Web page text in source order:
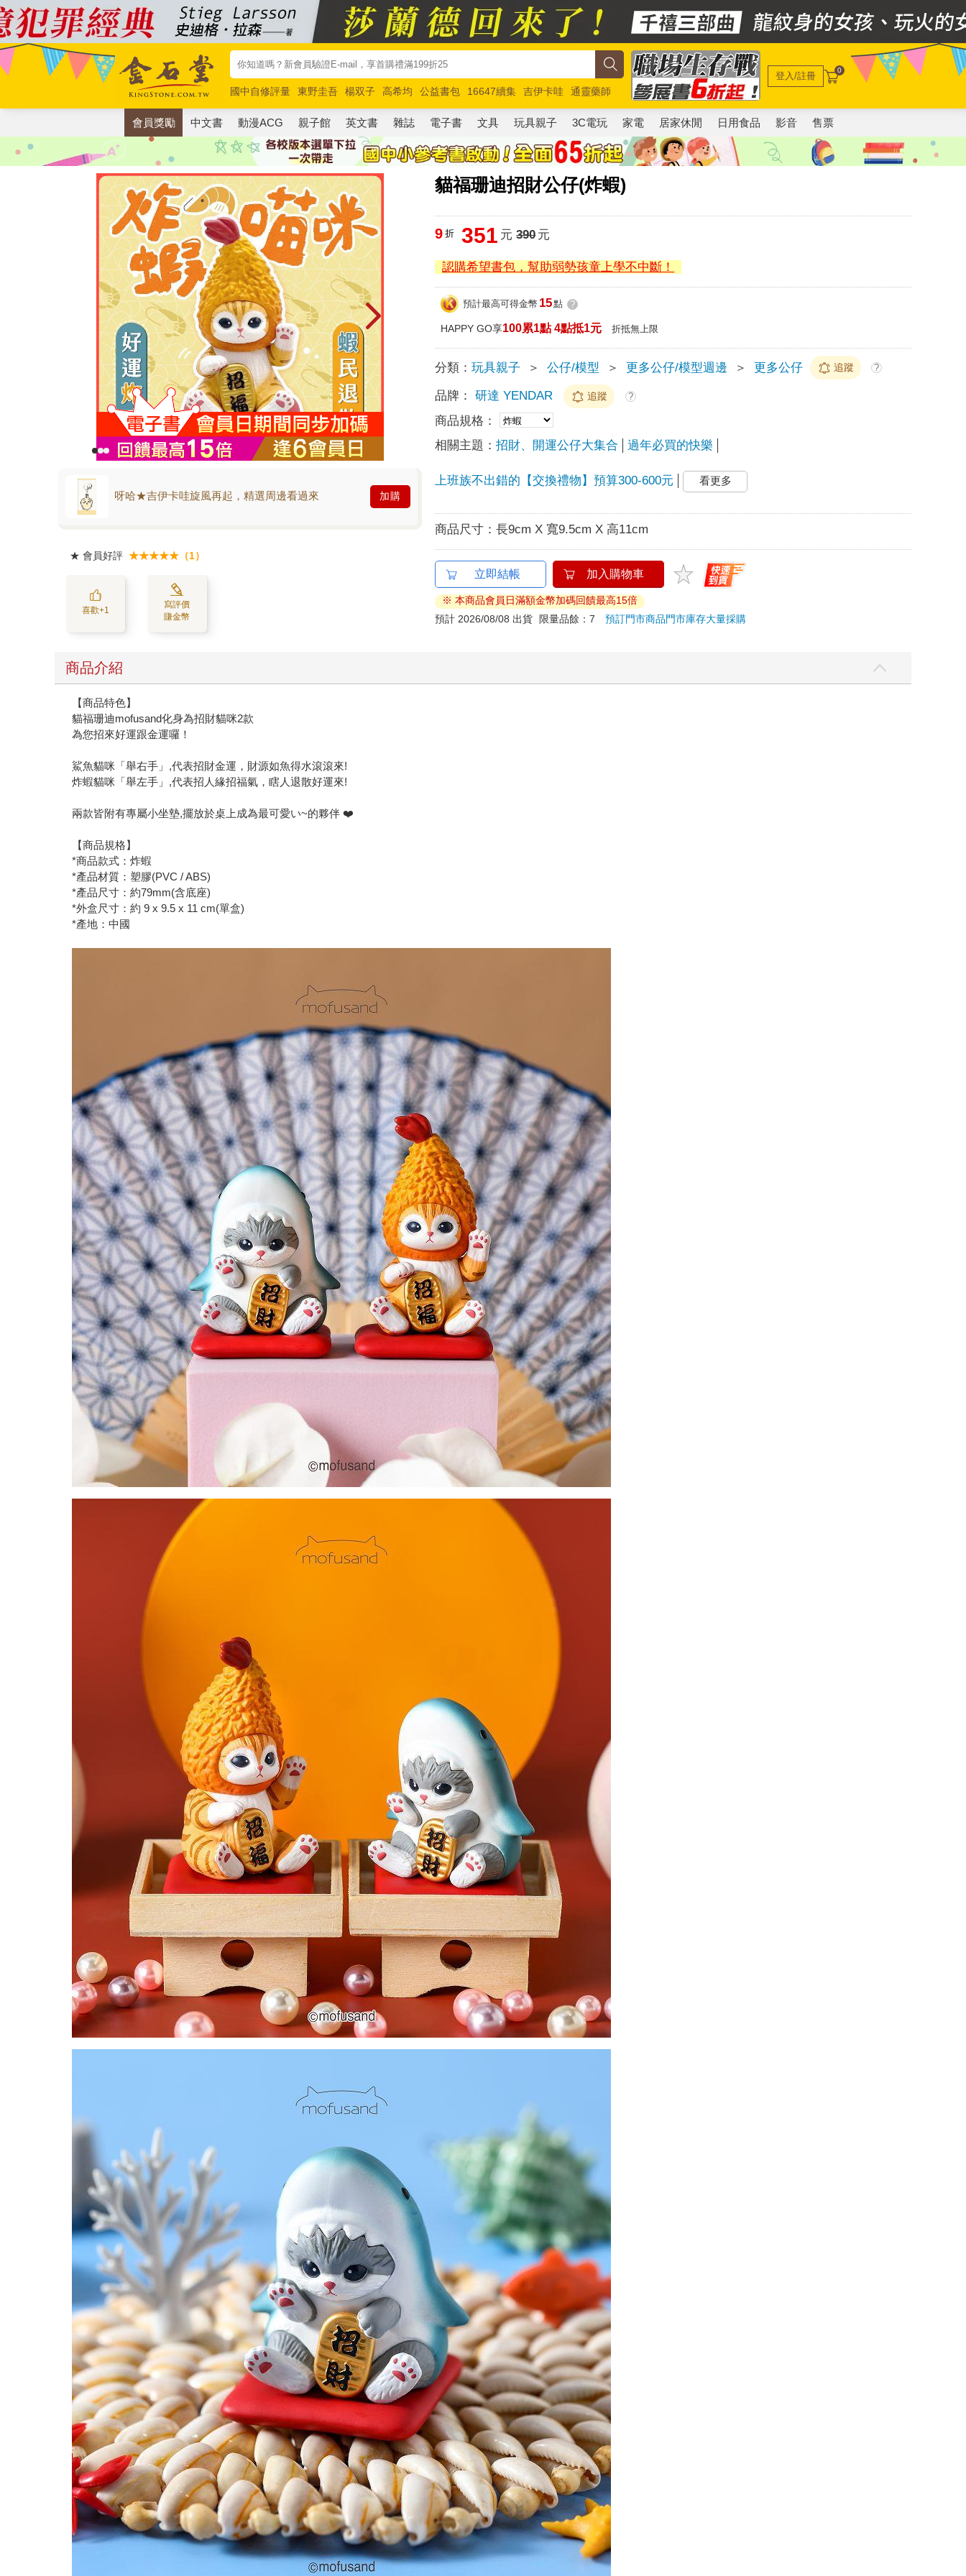
國中自修評量 東野圭吾 楊双子 高希均 公益書包 16647續集 吉伊卡哇
通靈藥師
唯紅花綻放
奧德賽 路邊攤新作 馬斯克 玩具總動員5 超慢跑
登入/註冊 0
會員獎勵 中文書 動漫ACG 親子館 英文書 雜誌 電子書 文具 玩具親子 3C電玩 家電 居家休閒 日用食品 影音 售票
貓福珊迪招財公仔(炸蝦)
呀哈★吉伊卡哇旋風再起，精選周邊看過來 加購
★ 會員好評 ★★★★★（1）
喜歡+1
寫評價
賺金幣
9 折 351 元 390元
認購希望書包，幫助弱勢孩童上學不中斷！
預計最高可得金幣 15點 ?
HAPPY GO享100累1點 4點抵1元 折抵無上限
分類：玩具親子 ＞ 公仔/模型 ＞ 更多公仔/模型週邊 ＞ 更多公仔 追蹤 ?
品牌： 研達 YENDAR 追蹤 ?
商品規格：
相關主題：招財、開運公仔大集合 過年必買的快樂
上班族不出錯的【交換禮物】預算300-600元 看更多
商品尺寸：長9cm X 寬9.5cm X 高11cm
立即結帳 加入購物車
※ 本商品會員日滿額金幣加碼回饋最高15倍
預計 2026/08/08 出貨
限量品餘：7預訂門市商品門市庫存大量採購
商品介紹
【商品特色】
貓福珊迪mofusand化身為招財貓咪2款
為您招來好運跟金運囉！
鯊魚貓咪「舉右手」,代表招財金運，財源如魚得水滾滾來!
炸蝦貓咪「舉左手」,代表招人緣招福氣，瞎人退散好運來!
兩款皆附有專屬小坐墊,擺放於桌上成為最可愛い~的夥伴 ❤️
【商品規格】
*商品款式：炸蝦
*產品材質：塑膠(PVC / ABS)
*產品尺寸：約79mm(含底座)
*外盒尺寸：約 9 x 9.5 x 11 cm(單盒)
*產地：中國